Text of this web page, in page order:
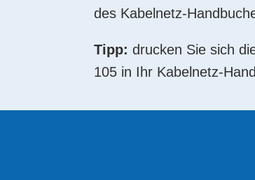
des Kabelnetz-
Tipp: drucken Sie sich
105 in Ihr Kabelnetz-